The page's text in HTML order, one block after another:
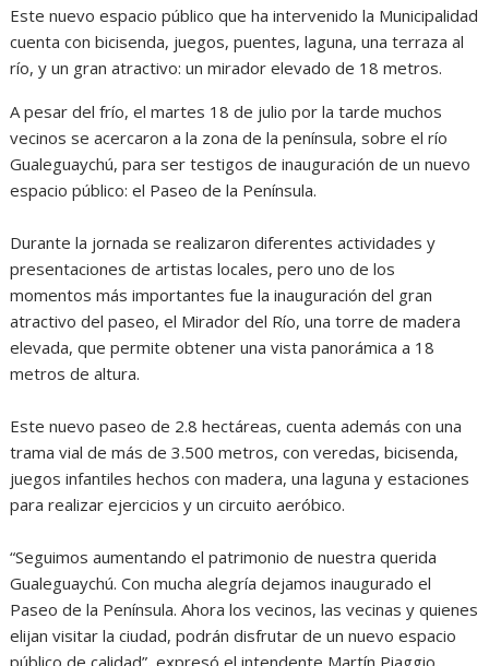
Este nuevo espacio público que ha intervenido la Municipalidad
cuenta con bicisenda, juegos, puentes, laguna, una terraza al
río, y un gran atractivo: un mirador elevado de 18 metros.
A pesar del frío, el martes 18 de julio por la tarde muchos
vecinos se acercaron a la zona de la península, sobre el río
Gualeguaychú, para ser testigos de inauguración de un nuevo
espacio público: el Paseo de la Península.
Durante la jornada se realizaron diferentes actividades y
presentaciones de artistas locales, pero uno de los
momentos más importantes fue la inauguración del gran
atractivo del paseo, el Mirador del Río, una torre de madera
elevada, que permite obtener una vista panorámica a 18
metros de altura.
Este nuevo paseo de 2.8 hectáreas, cuenta además con una
trama vial de más de 3.500 metros, con veredas, bicisenda,
juegos infantiles hechos con madera, una laguna y estaciones
para realizar ejercicios y un circuito aeróbico.
“Seguimos aumentando el patrimonio de nuestra querida
Gualeguaychú. Con mucha alegría dejamos inaugurado el
Paseo de la Península. Ahora los vecinos, las vecinas y quienes
elijan visitar la ciudad, podrán disfrutar de un nuevo espacio